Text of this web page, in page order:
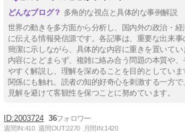
多角的な視点と具体的な事例解説
世界の動きを多方面から分析し、国内外の政治・
に伝える情報発信源です。各記事は、重要な出来
簡潔に示しながら、具体的な内容に重きを置いて
内容にとどまらず、複雑に絡み合う問題の本質や、
やすく解説し、理解を深めることを目的としてい
関係にも触れ、読者の知的好奇心を刺激する一方
見解を避けて客観性を保つことに努めています。
2003724 36
週間IN:410 週間OUT:2270 月間IN:1420